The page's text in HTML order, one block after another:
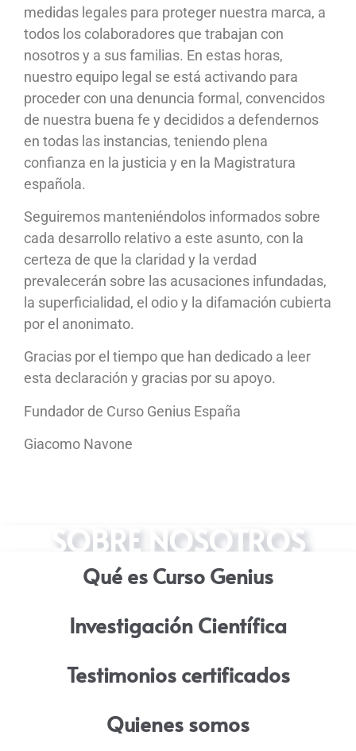
medidas legales para proteger nuestra marca, a
todos los colaboradores que trabajan con
nosotros y a sus familias. En estas horas,
nuestro equipo legal se está activando para
proceder con una denuncia formal, convencidos
de nuestra buena fe y decididos a defendernos
en todas las instancias, teniendo plena
confianza en la justicia y en la Magistratura
española.
Seguiremos manteniéndolos informados sobre
cada desarrollo relativo a este asunto, con la
certeza de que la claridad y la verdad
prevalecerán sobre las acusaciones infundadas,
la superficialidad, el odio y la difamación cubierta
por el anonimato.
Gracias por el tiempo que han dedicado a leer
esta declaración y gracias por su apoyo.
Fundador de Curso Genius España
Giacomo Navone
SOBRE NOSOTROS
Qué es Curso Genius
Investigación Científica
Testimonios certificados
Quienes somos